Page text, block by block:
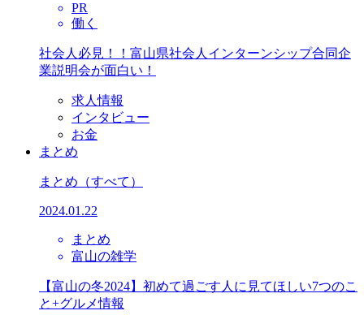
PR
働く
社会人必見！！富山県社会人インターンシップ合同企
業説明会が面白い！
求人情報
インタビュー
お金
まとめ
まとめ （すべて）
2024.01.22
まとめ
富山の雑学
【富山の冬2024】初めて過ごす人に見てほしい7つのこ
と+グルメ情報